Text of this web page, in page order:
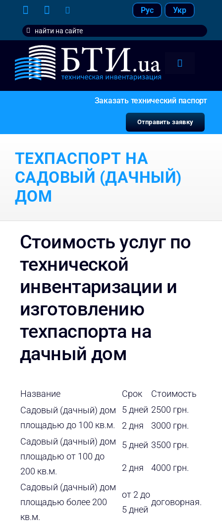
content
Рус Укр
Search
for:
Toggle
услуги
наши
Заказать технический паспорт
Отправить заявку
ТЕХПАСПОРТ НА
САДОВЫЙ (ДАЧНЫЙ)
ДОМ
Cтоимость услуг по
технической
инвентаризации и
изготовлению
техпаспорта на
дачный дом
Название Срок
Стоимость
Садовый (дачный) дом
площадью до 100 кв.м.
5 дней 2500 грн.
2 дня
3000 грн.
Садовый (дачный) дом
площадью от 100 до
200 кв.м.
5 дней 3500 грн.
2 дня
4000 грн.
Садовый (дачный) дом
площадью более 200
кв.м.
от 2 до
5 дней
договорная.